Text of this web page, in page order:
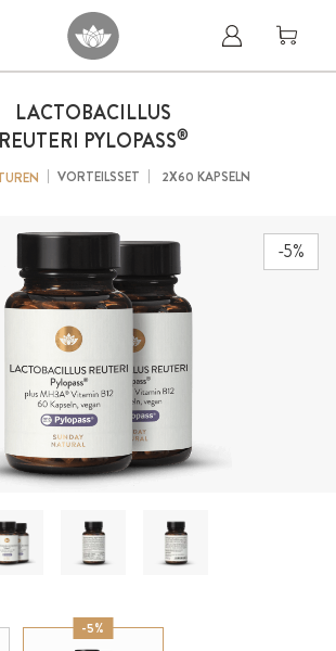
-5%
LACTOBACILLUS
REUTERI PYLOPASS®
VORTEILSSET 2X60 KAPSELN
-5%